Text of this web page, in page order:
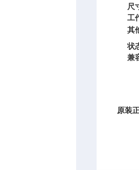
尺
工
其
状
兼
原装